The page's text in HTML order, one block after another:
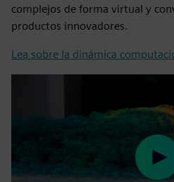
complejos de forma virtual y
productos innovadores.
Lea sobre la dinámica